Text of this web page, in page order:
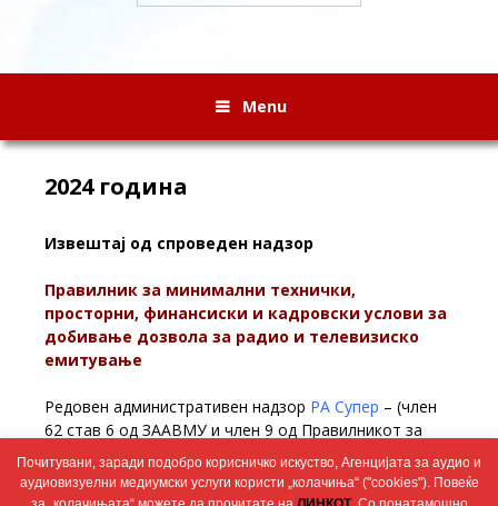
Menu
2024 година
Извештај од спроведен надзор
Правилник за минимални технички,
просторни, финансиски и кадровски услови за
добивање дозвола за радио и телевизиско
емитување
Редовен административен надзор РА Супер – (член
62 став 6 од ЗААВМУ и член 9 од Правилникот за
минимални технички, просторни, финансиски и
кадровски услови за добивање дозвола за радио и
телевизиско емитување – 30.09.2024
Почитувани, заради подобро корисничко искуство, Агенцијата за аудио и
аудиовизуелни медиумски услуги користи „колачиња“ ("cookies"). Повеќе